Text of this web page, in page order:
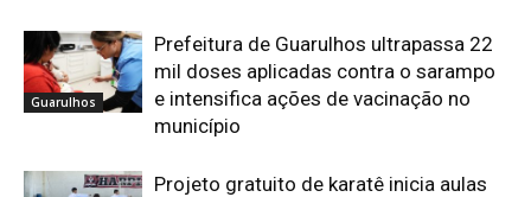
Guarulhos
Prefeitura de Guarulhos ultrapassa 22
mil doses aplicadas contra o sarampo
e intensifica ações de vacinação no
município
Projeto gratuito de karatê inicia aulas